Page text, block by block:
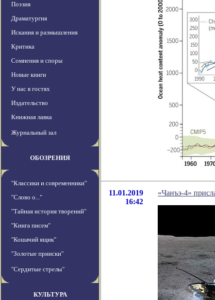
Поэзия
Драматургия
Искания и размышления
Критика
Сомнения и споры
Новые книги
У нас в гостях
Издательство
Книжная лавка
Журнальный зал
ОБОЗРЕНИЯ
"Классики и современники"
"Слово о..."
"Тайная история творений"
"Книга писем"
"Кошачий ящик"
"Золотые прииски"
"Сердитые стрелы"
КУЛЬТУРА
11.01.2019
16:42
«Чанъэ-4»